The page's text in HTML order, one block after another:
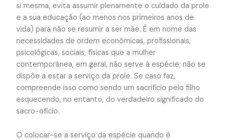
si mesma, evita assumir plenamente o cuidado da prole
e a sua educação (ao menos nos primeiros anos de
vida) para não se resumir a ser mãe. É em nome das
necessidades de ordem econômicas, profissionais,
psicológicas, sociais, físicas que a mulher
contemporânea, em geral, não serve à espécie; não se
dispõe a estar a serviço da prole. Se caso faz,
compreende isso como sendo um sacrifício pelo filho
esquecendo, no entanto, do verdadeiro significado do
sacro-ofício.
O colocar-se a serviço da espécie quando é